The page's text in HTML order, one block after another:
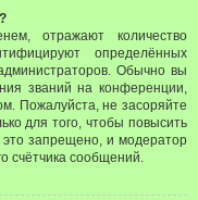
отражают количество
определённых
Обычно вы
званий на конференции,
Пожалуйста, не засоряйте
для того, чтобы повысить
запрещено, и модератор
счётчика сообщений.